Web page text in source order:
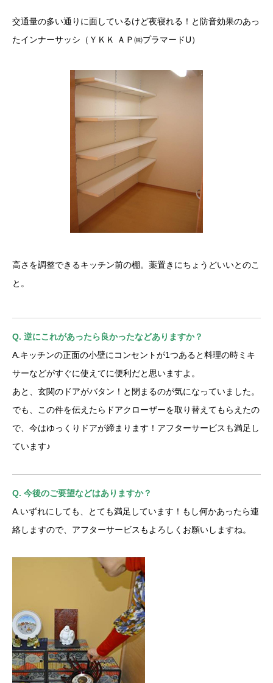
交通量の多い通りに面しているけど夜寝れる！と防音効果のあっ
たインナーサッシ（ＹＫＫ ＡＰ㈱プラマードU）
高さを調整できるキッチン前の棚。薬置きにちょうどいいとのこ
と。
Q. 逆にこれがあったら良かったなどありますか？
A.キッチンの正面の小壁にコンセントが1つあると料理の時ミキ
サーなどがすぐに使えてに便利だと思いますよ。
あと、玄関のドアがバタン！と閉まるのが気になっていました。
でも、この件を伝えたらドアクローザーを取り替えてもらえたの
で、今はゆっくりドアが締まります！アフターサービスも満足し
ています♪
Q. 今後のご要望などはありますか？
A.いずれにしても、とても満足しています！もし何かあったら連
絡しますので、アフターサービスもよろしくお願いしますね。